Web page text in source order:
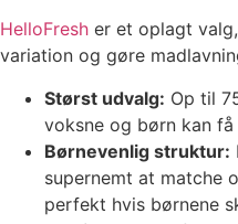
HelloFresh er et oplagt
variation og gøre
Størst udvalg: Op til
voksne og børn kan
Børnevenlig struktur:
supernemt at matche
perfekt hvis børnene